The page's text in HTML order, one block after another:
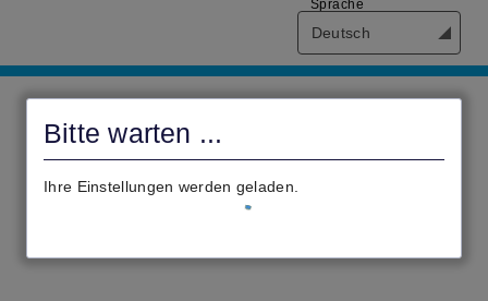
Bitte warten ...
Ihre Einstellungen werden geladen.
Deutsch
Sprache
Waldeck-